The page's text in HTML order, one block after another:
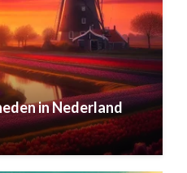
in Nederland